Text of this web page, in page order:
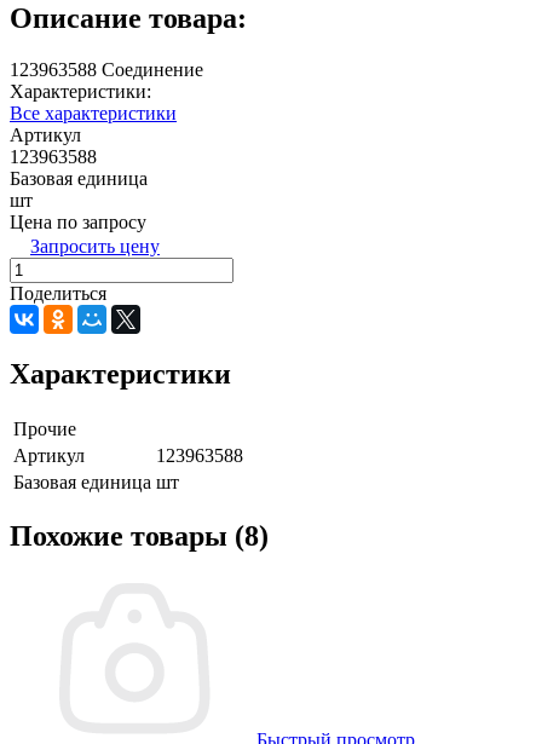
Описание товара:
123963588 Соединение
Характеристики:
Все характеристики
Артикул
123963588
Базовая единица
шт
Цена по запросу
Запросить цену
Поделиться
Характеристики
Прочие
Артикул
123963588
Базовая единица шт
Похожие товары (8)